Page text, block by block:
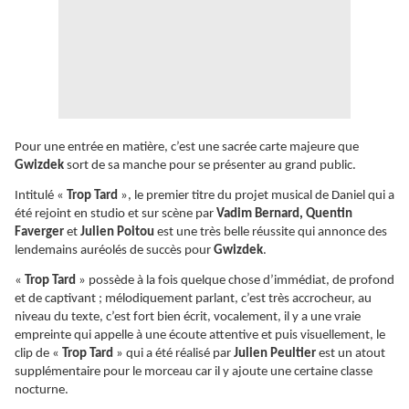
Pour une entrée en matière, c’est une sacrée carte majeure que
Gwizdek sort de sa manche pour se présenter au grand public.
Intitulé « Trop Tard », le premier titre du projet musical de Daniel qui a
été rejoint en studio et sur scène par Vadim Bernard, Quentin
Faverger et Julien Poitou est une très belle réussite qui annonce des
lendemains auréolés de succès pour Gwizdek.
« Trop Tard » possède à la fois quelque chose d’immédiat, de profond
et de captivant ; mélodiquement parlant, c’est très accrocheur, au
niveau du texte, c’est fort bien écrit, vocalement, il y a une vraie
empreinte qui appelle à une écoute attentive et puis visuellement, le
clip de « Trop Tard » qui a été réalisé par Julien Peultier est un atout
supplémentaire pour le morceau car il y ajoute une certaine classe
nocturne.